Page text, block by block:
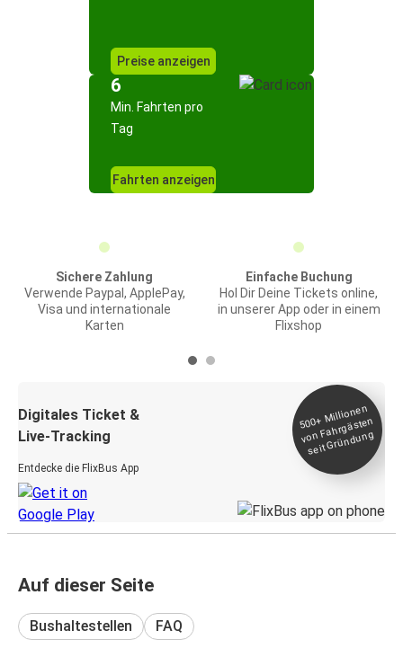
Preise anzeigen
6
Min. Fahrten pro
Tag
Fahrten anzeigen
Sichere Zahlung
Verwende Paypal, ApplePay,
Visa und internationale
Karten
Einfache Buchung
Hol Dir Deine Tickets online,
in unserer App oder in einem
Flixshop
Digitales Ticket &
Live-Tracking
Entdecke die FlixBus App
500+
Millionen
von Fahrgästen
seit
Gründung
Auf dieser Seite
Bushaltestellen FAQ